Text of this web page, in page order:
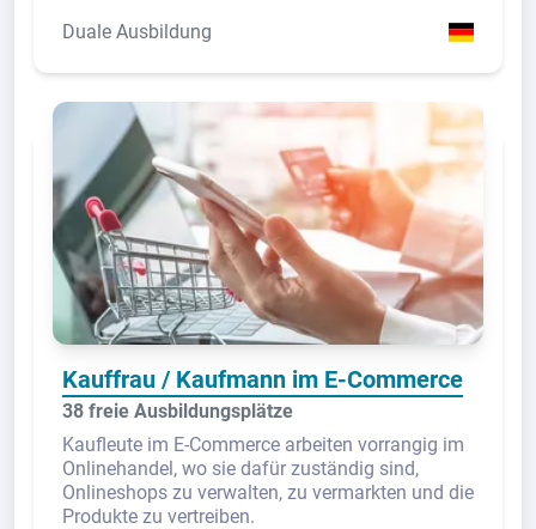
Duale Ausbildung
Kauffrau / Kaufmann im E-Commerce
38 freie Ausbildungsplätze
Kaufleute im E-Commerce arbeiten vorrangig im
Onlinehandel, wo sie dafür zuständig sind,
Onlineshops zu verwalten, zu vermarkten und die
Produkte zu vertreiben.